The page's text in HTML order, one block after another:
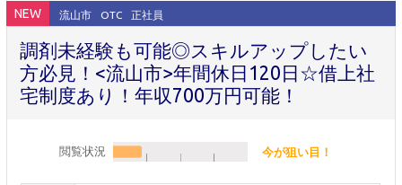
NEW 流山市 OTC 正社員
調剤未経験も可能◎スキルアップしたい
方必見！<流山市>年間休日120日☆借上社
宅制度あり！年収700万円可能！
閲覧状況 今が狙い目！